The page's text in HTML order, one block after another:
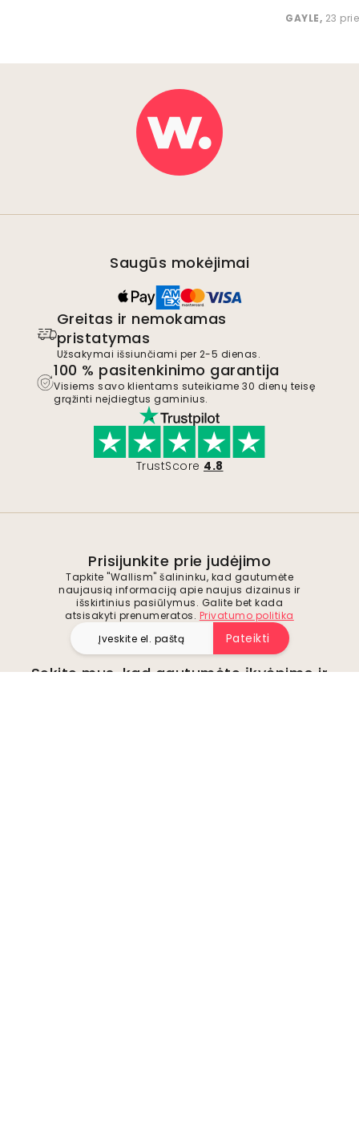
GAYLE, 23
Saugūs mokėjimai
Greitas ir nemokamas
pristatymas
Užsakymai išsiunčiami per 2-5 dienas.
100 % pasitenkinimo garantija
Visiems savo klientams suteikiame 30 dienų teisę
grąžinti neįdiegtus gaminius.
TrustScore 4.8
Prisijunkite prie judėjimo
Tapkite "Wallism" šalininku, kad gautumėte
naujausią informaciją apie naujus dizainus ir
išskirtinius pasiūlymus. Galite bet kada
atsisakyti prenumeratos. Privatumo politika
Pateikti
Sekite mus, kad gautumėte įkvėpimo ir